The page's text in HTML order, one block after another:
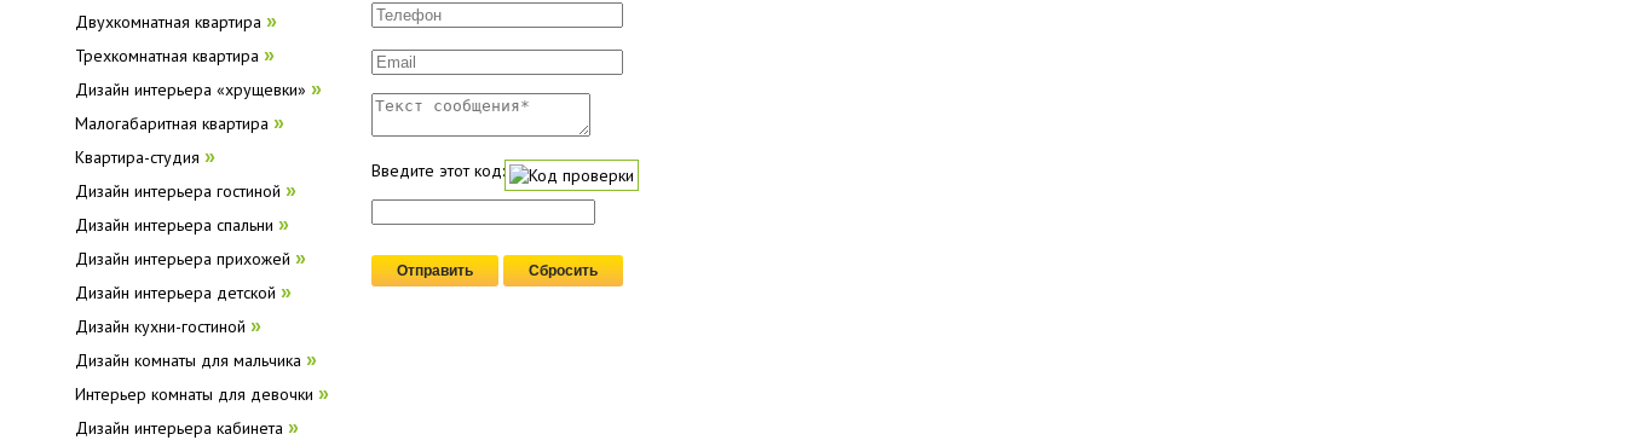
Введите этот код:
Двухкомнатная квартира »
Трехкомнатная квартира »
Дизайн интерьера «хрущевки» »
Малогабаритная квартира »
Квартира-студия »
Дизайн интерьера гостиной »
Дизайн интерьера спальни »
Дизайн интерьера прихожей »
Дизайн интерьера детской »
Дизайн кухни-гостиной »
Дизайн комнаты для мальчика »
Интерьер комнаты для девочки »
Дизайн интерьера кабинета »